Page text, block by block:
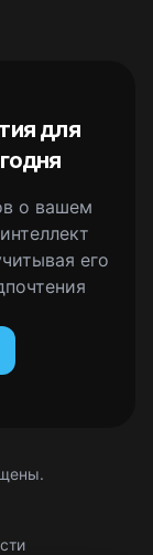
для
о вашем
его